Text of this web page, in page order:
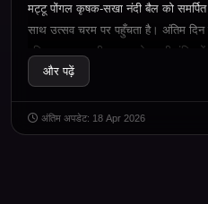
मट्टू पोंगल कृषक-सखा नंदी बैल को
साथ उत्सव चरम पर पहुँचता है। अंतिम दिन
परिवार-कल्याण की कामना से काली मंदिर
मकर संक्रांति की तरह
और पढ़ें
अंतिम अपडेट: 18 Apr 2026